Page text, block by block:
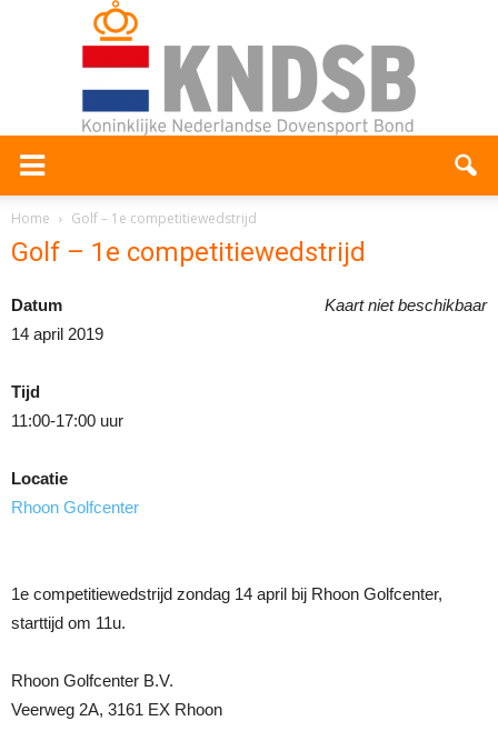
Home Golf – 1e competitiewedstrijd
Golf – 1e competitiewedstrijd
Kaart niet beschikbaar
Datum
14 april 2019
Tijd
11:00-17:00 uur
Locatie
Rhoon Golfcenter
1e competitiewedstrijd zondag 14 april bij Rhoon Golfcenter,
starttijd om 11u.
Rhoon Golfcenter B.V.
Veerweg 2A, 3161 EX Rhoon